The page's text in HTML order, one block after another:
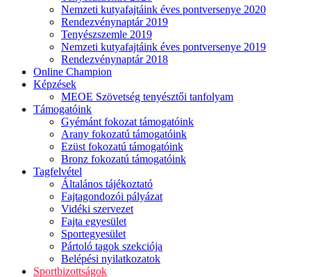
Nemzeti kutyafajtáink éves pontversenye 2020
Rendezvénynaptár 2019
Tenyészszemle 2019
Nemzeti kutyafajtáink éves pontversenye 2019
Rendezvénynaptár 2018
Online Champion
Képzések
MEOE Szövetség tenyésztői tanfolyam
Támogatóink
Gyémánt fokozat támogatóink
Arany fokozatú támogatóink
Ezüst fokozatú támogatóink
Bronz fokozatú támogatóink
Tagfelvétel
Általános tájékoztató
Fajtagondozói pályázat
Vidéki szervezet
Fajta egyesület
Sportegyesület
Pártoló tagok szekciója
Belépési nyilatkozatok
Sportbizottságok